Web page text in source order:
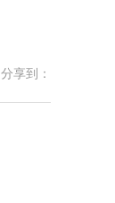
分享到：